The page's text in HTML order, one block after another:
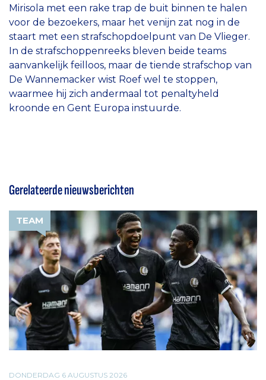
Mirisola met een rake trap de buit binnen te halen
voor de bezoekers, maar het venijn zat nog in de
staart met een strafschopdoelpunt van De Vlieger.
In de strafschoppenreeks bleven beide teams
aanvankelijk feilloos, maar de tiende strafschop van
De Wannemacker wist Roef wel te stoppen,
waarmee hij zich andermaal tot penaltyheld
kroonde en Gent Europa instuurde.
Gerelateerde nieuwsberichten
TEAM
DONDERDAG 6 AUGUSTUS 2026